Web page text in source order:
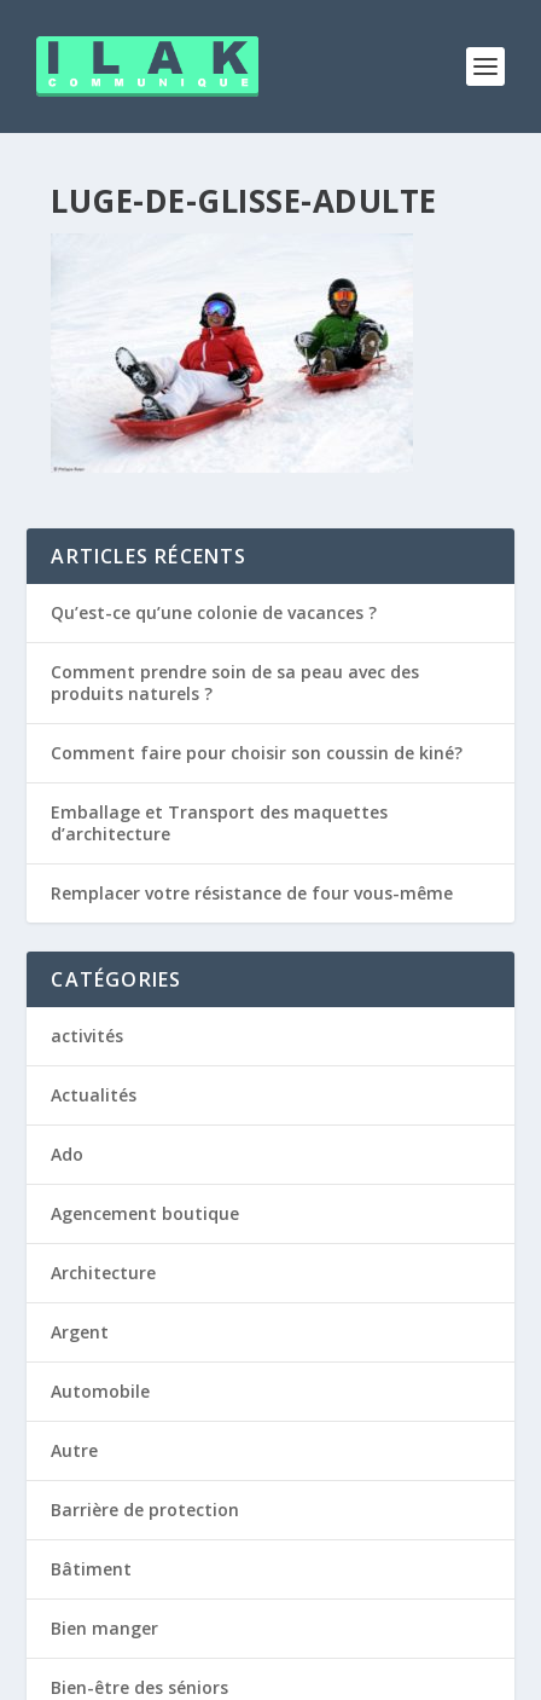
LUGE-DE-GLISSE-ADULTE
ARTICLES RÉCENTS
Qu’est-ce qu’une colonie de vacances ?
Comment prendre soin de sa peau avec des
produits naturels ?
Comment faire pour choisir son coussin de kiné?
Emballage et Transport des maquettes
d’architecture
Remplacer votre résistance de four vous-même
CATÉGORIES
activités
Actualités
Ado
Agencement boutique
Architecture
Argent
Automobile
Autre
Barrière de protection
Bâtiment
Bien manger
Bien-être des séniors